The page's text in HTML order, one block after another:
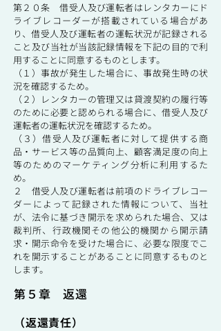
第２０条 借受人及び運転者はレンタカーにド
ライブレコーダーが搭載されている場合があ
り、借受人及び運転者の運転状況が記録される
こと及び当社が当該記録情報を下記の目的で利
用することに同意するものとします。
（１）事故が発生した場合に、事故発生時の状
況を確認するため。
（２）レンタカーの管理又は貸渡契約の履行等
のために必要と認められる場合に、借受人及び
運転者の運転状況を確認するため。
（３）借受人及び運転者に対して提供する商
品・サービス等の品質向上、顧客満足度の向上
等のためのマーケティング分析に利用するた
め。
２ 借受人及び運転者は前項のドライブレコー
ダーによって記録された情報について、当社
が、法令に基づき開示を求められた場合、又は
裁判所、行政機関その他公的機関から開示請
求・開示命令を受けた場合に、必要な限度でこ
れを開示することがあることに同意するものと
します。
第５章 返還
（返還責任）